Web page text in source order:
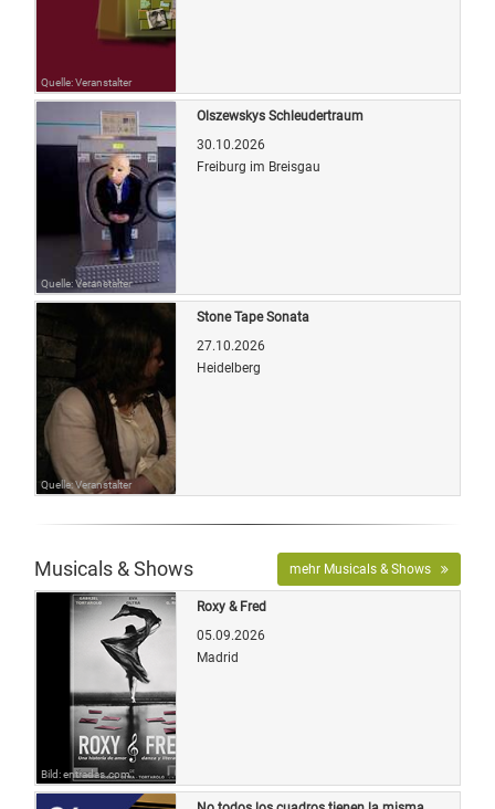
Quelle: Veranstalter
Quelle: Veranstalter
Olszewskys Schleudertraum
30.10.2026
Freiburg im Breisgau
Quelle: Veranstalter
Stone Tape Sonata
27.10.2026
Heidelberg
Musicals & Shows mehr Musicals & Shows
Bild: entradas.com
Roxy & Fred
05.09.2026
Madrid